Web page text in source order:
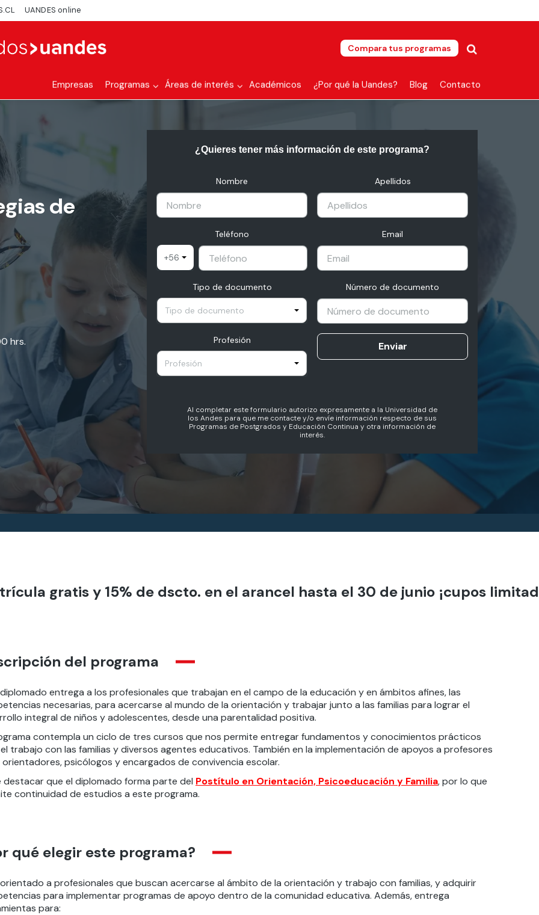
UANDES online
Compara tus programas
Empresas Programas Áreas de interés Académicos ¿Por qué la Uandes? Blog Contacto
de
hrs.
¿Quieres tener más información de este programa?
Nombre Apellidos
Teléfono
+56
Email
Tipo de documento
Tipo de documento
Número de documento
Profesión
Profesión
Enviar
Al completar este formulario autorizo expresamente a la Universidad de
los Andes para que me contacte y/o envíe información respecto de sus
Programas de Postgrados y Educación Continua y otra información de
interés.
gratis y 15% de dscto. en el arancel hasta el 30 de junio ¡cupos
del programa
entrega a los profesionales que trabajan en el campo de la educación y en ámbitos afines, las
necesarias, para acercarse al mundo de la orientación y trabajar junto a las familias para lograr el
integral de niños y adolescentes, desde una parentalidad positiva.
contempla un ciclo de tres cursos que nos permite entregar fundamentos y conocimientos prácticos
trabajo con las familias y diversos agentes educativos. También en la implementación de apoyos a profesores
orientadores, psicólogos y encargados de convivencia escolar.
destacar que el diplomado forma parte del Postítulo en Orientación, Psicoeducación y Familia, por lo que
continuidad de estudios a este programa.
qué elegir este programa?
a profesionales que buscan acercarse al ámbito de la orientación y trabajo con familias, y adquirir
para implementar programas de apoyo dentro de la comunidad educativa. Además, entrega
para: